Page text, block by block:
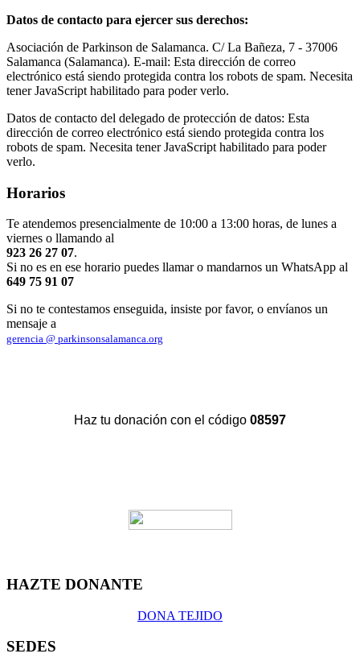
Datos de contacto para ejercer sus derechos:
Asociación de Parkinson de Salamanca. C/ La Bañeza, 7 - 37006
Salamanca (Salamanca). E-mail: Esta dirección de correo
electrónico está siendo protegida contra los robots de spam. Necesita
tener JavaScript habilitado para poder verlo.
Datos de contacto del delegado de protección de datos: Esta
dirección de correo electrónico está siendo protegida contra los
robots de spam. Necesita tener JavaScript habilitado para poder
verlo.
Horarios
Te atendemos presencialmente de 10:00 a 13:00 horas, de lunes a
viernes o llamando al
923 26 27 07.
Si no es en ese horario puedes llamar o mandarnos un WhatsApp al
649 75 91 07
Si no te contestamos enseguida, insiste por favor, o envíanos un
mensaje a
gerencia @ parkinsonsalamanca.org
Haz tu donación con el código 08597
HAZTE DONANTE
DONA TEJIDO
SEDES